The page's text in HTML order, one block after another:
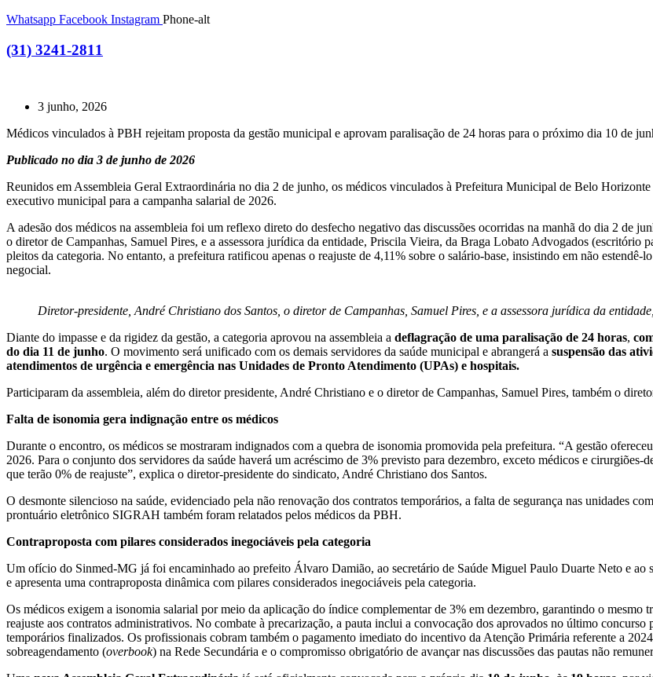
Whatsapp Facebook Instagram Phone-alt
(31) 3241-2811
3 junho, 2026
Médicos vinculados à PBH rejeitam proposta da gestão municipal e aprovam paralisação de 24 horas para o próximo dia 10 de
Publicado no dia 3 de junho de 2026
Reunidos em Assembleia Geral Extraordinária no dia 2 de junho, os médicos vinculados à Prefeitura Municipal de Belo
executivo municipal para a campanha salarial de 2026.
A adesão dos médicos na assembleia foi um reflexo direto do desfecho negativo das discussões ocorridas na manhã do dia 2 de
o diretor de Campanhas, Samuel Pires, e a assessora jurídica da entidade, Priscila Vieira, da Braga Lobato Advogados (escritório
pleitos da categoria. No entanto, a prefeitura ratificou apenas o reajuste de 4,11% sobre o salário-base, insistindo em não
negocial.
Diretor-presidente, André Christiano dos Santos, o diretor de Campanhas, Samuel Pires, e a assessora jurídica da
Diante do impasse e da rigidez da gestão, a categoria aprovou na assembleia a deflagração de uma paralisação de 24 horas,
do dia 11 de junho. O movimento será unificado com os demais servidores da saúde municipal e abrangerá a suspensão das
atendimentos de urgência e emergência nas Unidades de Pronto Atendimento (UPAs) e hospitais.
Participaram da assembleia, além do diretor presidente, André Christiano e o diretor de Campanhas, Samuel Pires, também o
Falta de isonomia gera indignação entre os médicos
Durante o encontro, os médicos se mostraram indignados com a quebra de isonomia promovida pela prefeitura. “A gestão
2026. Para o conjunto dos servidores da saúde haverá um acréscimo de 3% previsto para dezembro, exceto médicos e
que terão 0% de reajuste”, explica o diretor-presidente do sindicato, André Christiano dos Santos.
O desmonte silencioso na saúde, evidenciado pela não renovação dos contratos temporários, a falta de segurança nas unidades
prontuário eletrônico SIGRAH também foram relatados pelos médicos da PBH.
Contraproposta com pilares considerados inegociáveis pela categoria
Um ofício do Sinmed-MG já foi encaminhado ao prefeito Álvaro Damião, ao secretário de Saúde Miguel Paulo Duarte Neto e ao
e apresenta uma contraproposta dinâmica com pilares considerados inegociáveis pela categoria.
Os médicos exigem a isonomia salarial por meio da aplicação do índice complementar de 3% em dezembro, garantindo o mesmo
reajuste aos contratos administrativos. No combate à precarização, a pauta inclui a convocação dos aprovados no último
temporários finalizados. Os profissionais cobram também o pagamento imediato do incentivo da Atenção Primária referente a
sobreagendamento (overbook) na Rede Secundária e o compromisso obrigatório de avançar nas discussões das pautas não